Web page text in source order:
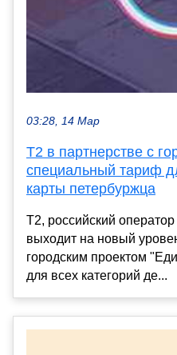
03:28, 14 Мар
Т2 в партнерстве с
специальный тариф
карты петербуржца
T2, российский
выходит на новый
городским проектом
для всех категорий де...